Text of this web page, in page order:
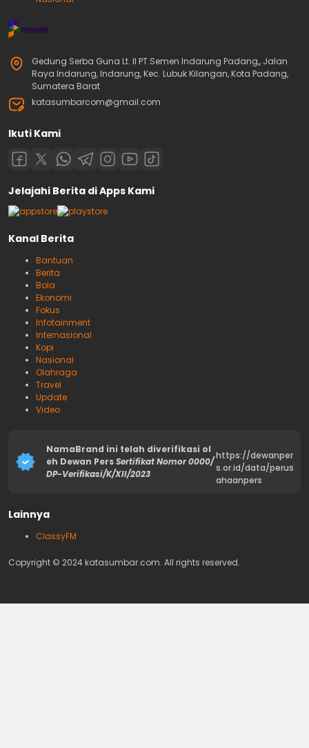
Gedung Serba Guna Lt. II PT.Semen Indarung Padang,, Jalan
Raya Indarung, Indarung, Kec. Lubuk Kilangan, Kota Padang,
Sumatera Barat
katasumbarcom@gmail.com
Ikuti Kami
Jelajahi Berita di Apps Kami
Kanal Berita
Bantuan
Berita
Bola
Ekonomi
Fokus
Infotainment
Internasional
Kopi
Nasional
Olahraga
Travel
Update
Video
NamaBrand ini telah diverifikasi ol
eh Dewan PersSertifikat Nomor 0000/
DP-Verifikasi/K/XII/2023
https://dewanper
s.or.id/data/perus
ahaanpers
Lainnya
ClassyFM
Copyright © 2024 katasumbar.com. All rights reserved.